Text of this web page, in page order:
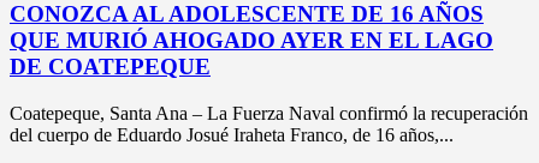
CONOZCA AL ADOLESCENTE DE 16 AÑOS
QUE MURIÓ AHOGADO AYER EN EL LAGO
DE COATEPEQUE
Coatepeque, Santa Ana – La Fuerza Naval confirmó la recuperación
del cuerpo de Eduardo Josué Iraheta Franco, de 16 años,...